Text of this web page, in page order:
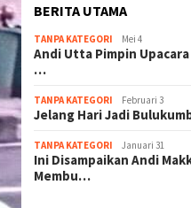
BERITA UTAMA
TANPA KATEGORI Mei 4
Andi Utta Pimpin
…
TANPA KATEGORI Februari 3
Jelang Hari Jadi
TANPA KATEGORI Januari 31
Ini Disampaikan Andi
Membu…